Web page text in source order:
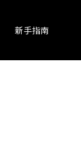
新手指南